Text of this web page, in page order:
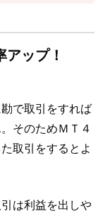
ップ！
で取引をすれば
そのためＭＴ４
取引をするとよ
は利益を出しや